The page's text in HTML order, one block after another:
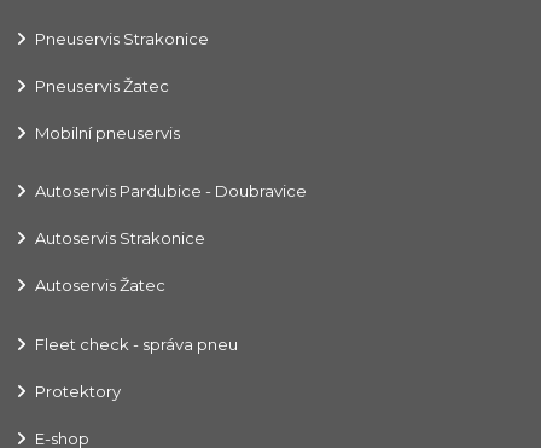
Pneuservis Strakonice
Pneuservis Žatec
Mobilní pneuservis
Autoservis Pardubice - Doubravice
Autoservis Strakonice
Autoservis Žatec
Fleet check - správa pneu
Protektory
E-shop